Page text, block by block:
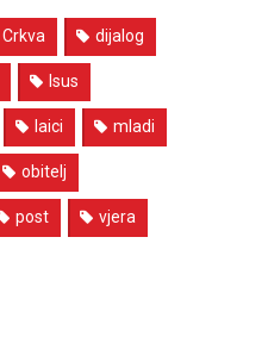
Crkva dijalog
Isus
laici mladi
obitelj
post vjera